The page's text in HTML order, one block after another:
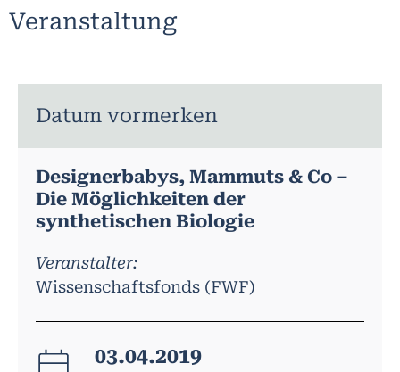
Veranstaltung
Datum vormerken
Designerbabys, Mammuts & Co –
Die Möglichkeiten der
synthetischen Biologie
Veranstalter:
Wissenschaftsfonds (FWF)
03.04.2019